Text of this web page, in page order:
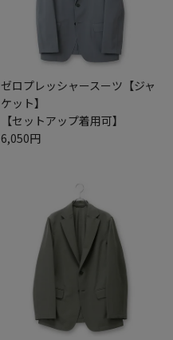
ゼロプレッシャースーツ【ジャ
ケット】
【セットアップ着用可】
6,050円